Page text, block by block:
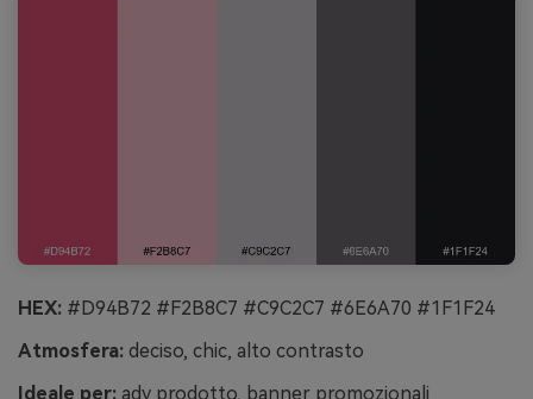
HEX: #D94B72 #F2B8C7 #C9C2C7 #6E6A70 #1F1F24
Atmosfera: deciso, chic, alto contrasto
Ideale per: adv prodotto, banner promozionali